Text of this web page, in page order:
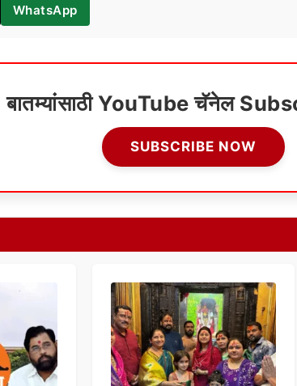
WhatsApp
बातम्यांसाठी YouTube चॅनेल
SUBSCRIBE NOW